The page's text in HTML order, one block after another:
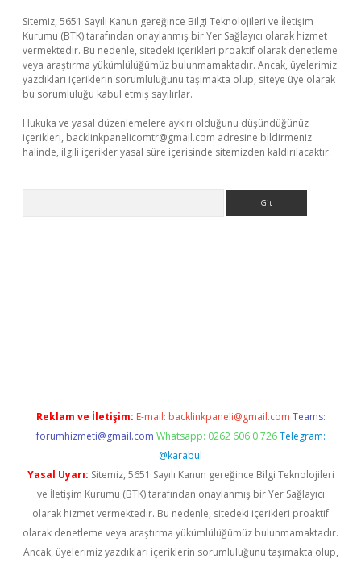
Sitemiz, 5651 Sayılı Kanun gereğince Bilgi Teknolojileri ve İletişim
Kurumu (BTK) tarafından onaylanmış bir Yer Sağlayıcı olarak hizmet
vermektedir. Bu nedenle, sitedeki içerikleri proaktif olarak denetleme
veya araştırma yükümlülüğümüz bulunmamaktadır. Ancak, üyelerimiz
yazdıkları içeriklerin sorumluluğunu taşımakta olup, siteye üye olarak
bu sorumluluğu kabul etmiş sayılırlar.
Hukuka ve yasal düzenlemelere aykırı olduğunu düşündüğünüz
içerikleri, backlinkpanelicomtr@gmail.com adresine bildirmeniz
halinde, ilgili içerikler yasal süre içerisinde sitemizden kaldırılacaktır.
Reklam ve İletişim: E-mail: backlinkpaneli@gmail.com Teams:
forumhizmeti@gmail.com Whatsapp: 0262 606 0 726 Telegram:
@karabul
Yasal Uyarı: Sitemiz, 5651 Sayılı Kanun gereğince Bilgi Teknolojileri
ve İletişim Kurumu (BTK) tarafından onaylanmış bir Yer Sağlayıcı
olarak hizmet vermektedir. Bu nedenle, sitedeki içerikleri proaktif
olarak denetleme veya araştırma yükümlülüğümüz bulunmamaktadır.
Ancak, üyelerimiz yazdıkları içeriklerin sorumluluğunu taşımakta olup,